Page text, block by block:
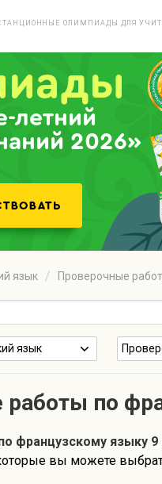
ОЛИМПИАДЫ ДЛЯ
летний
2026»
язык Проверочные
язык
по
французскому языку 9
вы можете